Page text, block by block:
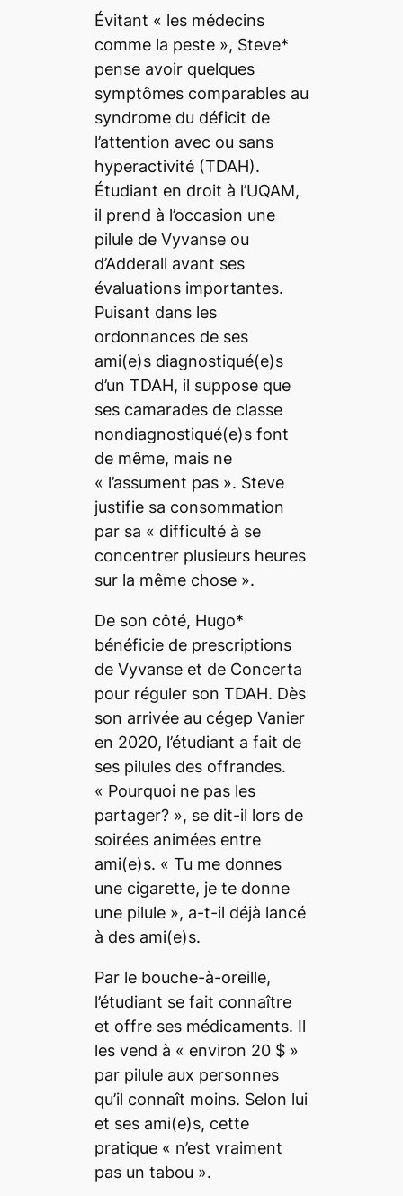
Évitant « les médecins
comme la peste », Steve*
pense avoir quelques
symptômes comparables au
syndrome du déficit de
l’attention avec ou sans
hyperactivité (TDAH).
Étudiant en droit à l’UQAM,
il prend à l’occasion une
pilule de Vyvanse ou
d’Adderall avant ses
évaluations importantes.
Puisant dans les
ordonnances de ses
ami(e)s diagnostiqué(e)s
d’un TDAH, il suppose que
ses camarades de classe
nondiagnostiqué(e)s font
de même, mais ne
« l’assument pas ». Steve
justifie sa consommation
par sa « difficulté à se
concentrer plusieurs heures
sur la même chose ».
De son côté, Hugo*
bénéficie de prescriptions
de Vyvanse et de Concerta
pour réguler son TDAH. Dès
son arrivée au cégep Vanier
en 2020, l’étudiant a fait de
ses pilules des offrandes.
« Pourquoi ne pas les
partager? », se dit-il lors de
soirées animées entre
ami(e)s. « Tu me donnes
une cigarette, je te donne
une pilule », a-t-il déjà lancé
à des ami(e)s.
Par le bouche-à-oreille,
l’étudiant se fait connaître
et offre ses médicaments. Il
les vend à « environ 20 $ »
par pilule aux personnes
qu’il connaît moins. Selon lui
et ses ami(e)s, cette
pratique « n’est vraiment
pas un tabou ».